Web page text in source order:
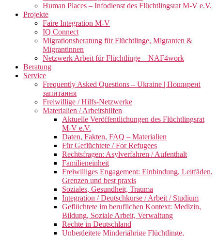
Human Places – Infodienst des Flüchtlingsrat M-V e.V.
Projekte
Faire Integration M-V
IQ Connect
Migrationsberatung für Flüchtlinge, Migranten &
Migrantinnen
Netzwerk Arbeit für Flüchtlinge – NAF4work
Beratung
Service
Frequently Asked Questions – Ukraine | Поширені
запитання
Freiwillige / Hilfs-Netzwerke
Materialien / Arbeitshilfen
Aktuelle Veröffentlichungen des Flüchtlingsrat
M-V e.V.
Daten, Fakten, FAQ – Materialien
Für Geflüchtete / For Refugees
Rechtsfragen: Asylverfahren / Aufenthalt
Familieneinheit
Freiwilliges Engagement: Einbindung, Leitfäden,
Grenzen und best praxis
Soziales, Gesundheit, Trauma
Integration / Deutschkurse / Arbeit / Studium
Geflüchtete im beruflichen Kontext: Medizin,
Bildung, Soziale Arbeit, Verwaltung
Rechte in Deutschland
Unbegleitete Minderjährige Flüchtlinge,